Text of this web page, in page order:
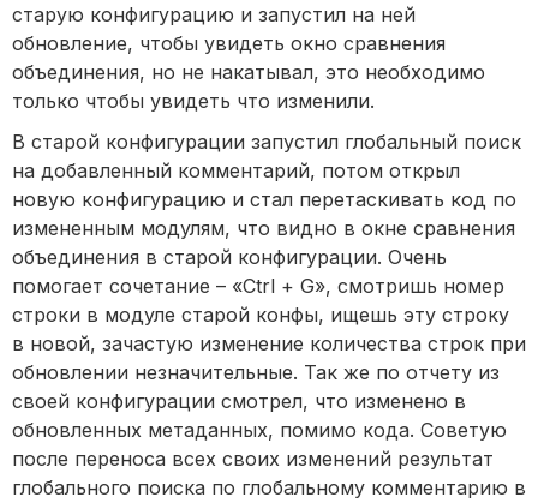
старую конфигурацию и запустил на ней
обновление, чтобы увидеть окно сравнения
объединения, но не накатывал, это необходимо
только чтобы увидеть что изменили.
В старой конфигурации запустил глобальный поиск
на добавленный комментарий, потом открыл
новую конфигурацию и стал перетаскивать код по
измененным модулям, что видно в окне сравнения
объединения в старой конфигурации. Очень
помогает сочетание – «Ctrl + G», смотришь номер
строки в модуле старой конфы, ищешь эту строку
в новой, зачастую изменение количества строк при
обновлении незначительные. Так же по отчету из
своей конфигурации смотрел, что изменено в
обновленных метаданных, помимо кода. Советую
после переноса всех своих изменений результат
глобального поиска по глобальному комментарию в